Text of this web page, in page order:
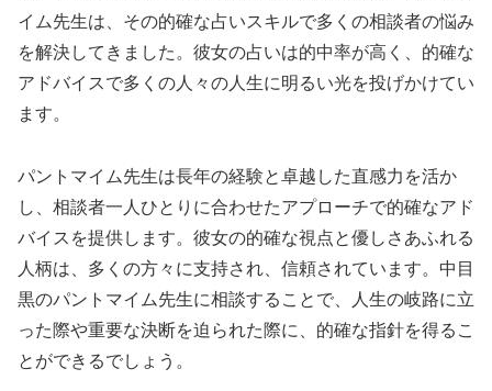
イム先生は、その的確な占いスキルで多くの相談者の悩み
を解決してきました。彼女の占いは的中率が高く、的確な
アドバイスで多くの人々の人生に明るい光を投げかけてい
ます。
パントマイム先生は長年の経験と卓越した直感力を活か
し、相談者一人ひとりに合わせたアプローチで的確なアド
バイスを提供します。彼女の的確な視点と優しさあふれる
人柄は、多くの方々に支持され、信頼されています。中目
黒のパントマイム先生に相談することで、人生の岐路に立
った際や重要な決断を迫られた際に、的確な指針を得るこ
とができるでしょう。